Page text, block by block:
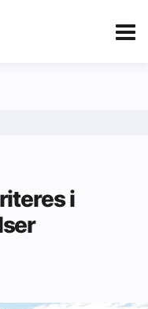
Annonsere i
i